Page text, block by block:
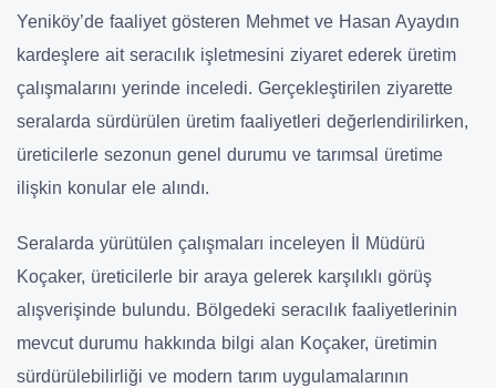
Yeniköy’de faaliyet gösteren Mehmet ve Hasan Ayaydın
kardeşlere ait seracılık işletmesini ziyaret ederek üretim
çalışmalarını yerinde inceledi. Gerçekleştirilen ziyarette
seralarda sürdürülen üretim faaliyetleri değerlendirilirken,
üreticilerle sezonun genel durumu ve tarımsal üretime
ilişkin konular ele alındı.
Seralarda yürütülen çalışmaları inceleyen İl Müdürü
Koçaker, üreticilerle bir araya gelerek karşılıklı görüş
alışverişinde bulundu. Bölgedeki seracılık faaliyetlerinin
mevcut durumu hakkında bilgi alan Koçaker, üretimin
sürdürülebilirliği ve modern tarım uygulamalarının